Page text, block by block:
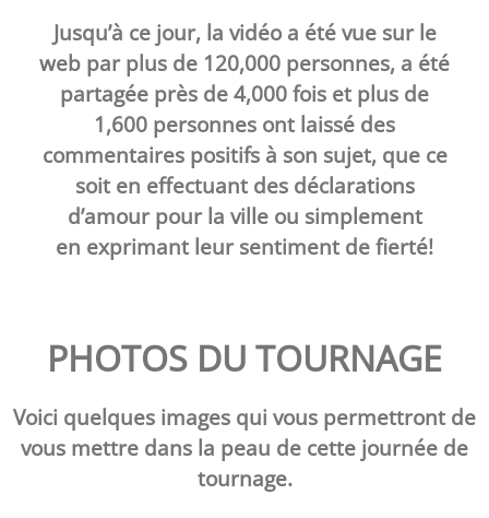
Jusqu’à ce jour, la vidéo a été vue sur le
web par plus de 120,000 personnes, a été
partagée près de 4,000 fois et plus de
1,600 personnes ont laissé des
commentaires positifs à son sujet, que ce
soit en effectuant des déclarations
d’amour pour la ville ou simplement
en exprimant leur sentiment de fierté!
PHOTOS DU TOURNAGE
Voici quelques images qui vous permettront de
vous mettre dans la peau de cette journée de
tournage.